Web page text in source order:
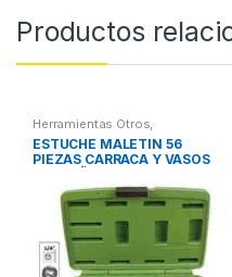
Productos
Herramientas Otros,
Herramientas De Mano,
Herramientas De Mano,
Maletines Herramientas,
Extractores, Compresímetros,
ESTUCHE MALETIN 56
PIEZAS CARRACA Y VASOS